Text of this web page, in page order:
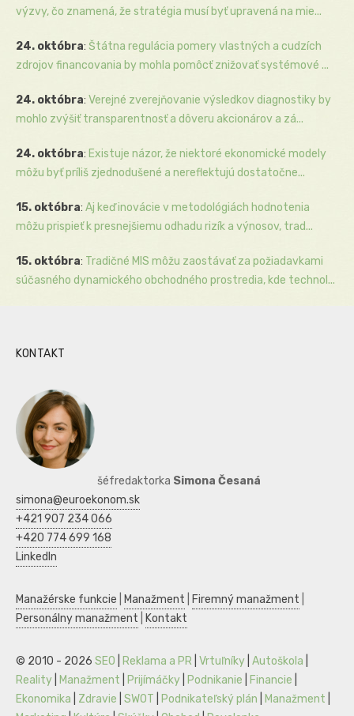
výzvy, čo znamená, že stratégia musí byť upravená na mie...
24. októbra: Štátna regulácia pomery vlastných a cudzích
zdrojov financovania by mohla pomôcť znižovať systémové ...
24. októbra: Verejné zverejňovanie výsledkov diagnostiky by
mohlo zvýšiť transparentnosť a dôveru akcionárov a zá...
24. októbra: Existuje názor, že niektoré ekonomické modely
môžu byť príliš zjednodušené a nereflektujú dostatočne...
15. októbra: Aj keď inovácie v metodológiách hodnotenia
môžu prispieť k presnejšiemu odhadu rizík a výnosov, trad...
15. októbra: Tradičné MIS môžu zaostávať za požiadavkami
súčasného dynamického obchodného prostredia, kde technol...
KONTAKT
šéfredaktorka Simona Česaná
simona@euroekonom.sk
+421 907 234 066
+420 774 699 168
LinkedIn
Manažérske funkcie Manažment Firemný manažment
Personálny manažment
Kontakt
© 2010 - 2026 SEO Reklama a PR Vrtuľníky Autoškola
Reality
Manažment Prijímáčky Podnikanie Financie
Ekonomika
Zdravie SWOT Podnikateľský plán Manažment